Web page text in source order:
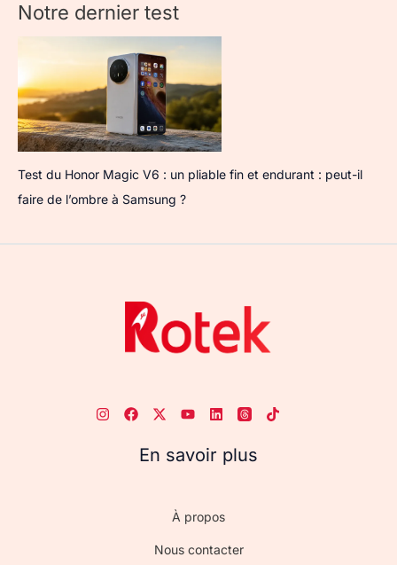
Notre dernier test
Test du Honor Magic V6 : un pliable fin et endurant : peut-il
faire de l’ombre à Samsung ?
En savoir plus
À propos
Nous contacter